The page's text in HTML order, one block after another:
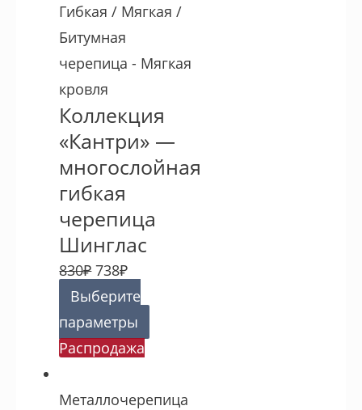
Гибкая / Мягкая /
Битумная
черепица - Мягкая
кровля
Коллекция
«Кантри» —
многослойная
гибкая
черепица
Шинглас
830₽ 738₽
Выберите
параметры
Распродажа
Металлочерепица